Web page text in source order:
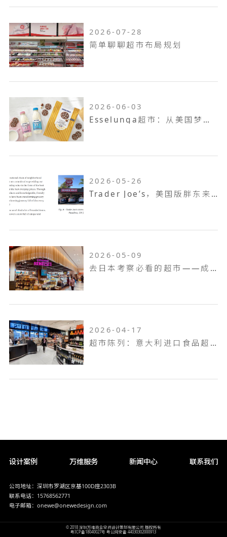
2026-07-28
简单聊聊超市布局规划
2026-06-03
Esselunga超市：从美国梦到意大利第三大零售巨头
2026-05-26
Trader Joe’s，美国版胖东来，如何成为了坪效之王
2026-05-09
去日本考察必看的超市——成城石井
2026-04-17
超市陈列：意大利进口食品超市Pusateri's
设计案例 万维服务 新闻中心 联系我们
公司地址：深圳市罗湖区京基100D座2303B
联系电话：15768562771
电子邮箱：onewe@onewedesign.com
© 2018 深圳万维商业空间设计策划有限公司 版权所有
粤ICP备18040027号 粤公网安备 44030302000913